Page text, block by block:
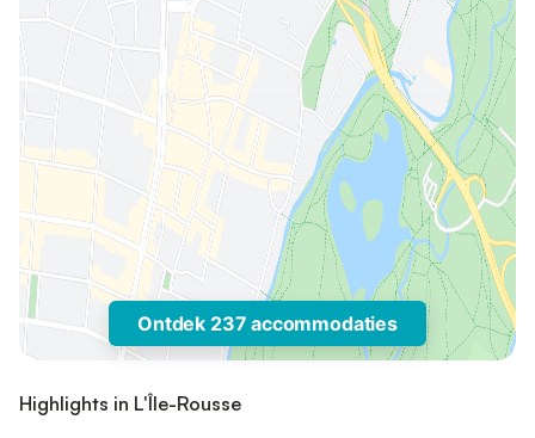
Ontdek 237 accommodaties
Highlights in L'Île-Rousse